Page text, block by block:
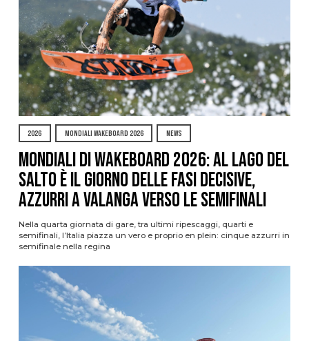
2026 MONDIALI WAKEBOARD 2026 NEWS
Mondiali di Wakeboard 2026: al Lago del
Salto è il giorno delle fasi decisive,
azzurri a valanga verso le semifinali
Nella quarta giornata di gare, tra ultimi ripescaggi, quarti e
semifinali, l’Italia piazza un vero e proprio en plein: cinque azzurri in
semifinale nella regina